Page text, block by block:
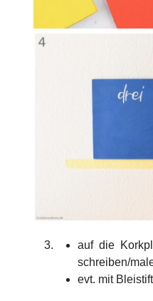
auf die
schreiben/
evt. mit